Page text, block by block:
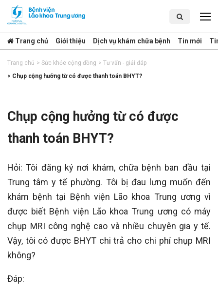
Trang chủ Giới thiệu Dịch vụ khám chữa bệnh Tin mới
Trang chủ > Sức khỏe cộng đồng > Tư vấn - giải đáp
> Chụp cộng hưởng từ có được thanh toán BHYT?
Chụp cộng hưởng từ có được
thanh toán BHYT?
Hỏi: Tôi đăng ký nơi khám, chữa bệnh ban đầu tại
Trung tâm y tế phường. Tôi bị đau lưng muốn đến
khám bệnh tại Bệnh viện Lão khoa Trung ương vì
được biết Bệnh viện Lão khoa Trung ương có máy
chụp MRI công nghệ cao và nhiều chuyên gia y tế.
Vậy, tôi có được BHYT chi trả cho chi phí chụp MRI
không?
Đáp: